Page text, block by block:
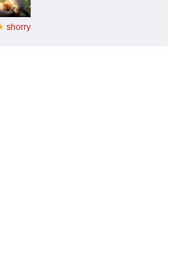
shorry